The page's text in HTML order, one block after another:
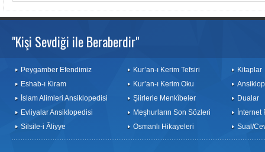
"Kişi Sevdiği ile Beraberdir"
Peygamber Efendimiz
Eshab-ı Kiram
İslam Alimleri Ansiklopedisi
Evliyalar Ansiklopedisi
Silsile-i Âliyye
Kur’an-ı Kerim Tefsiri
Kur’an-ı Kerim Oku
Şiirlerle Menkîbeler
Meşhurların Son Sözleri
Osmanlı Hikayeleri
Kitaplar
Dualar
İnternet
Sual/